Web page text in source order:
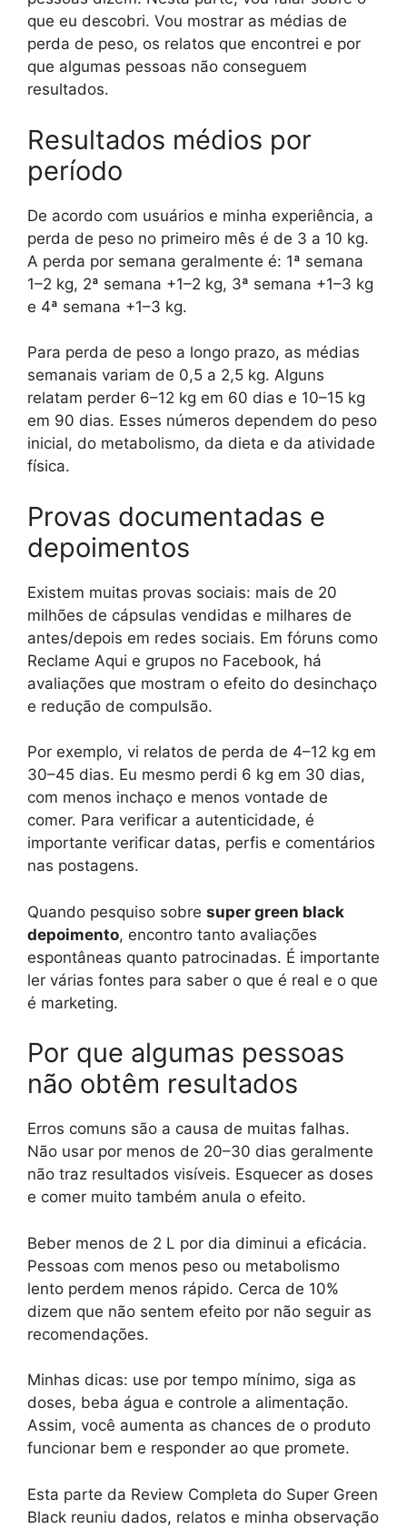
que eu descobri. Vou mostrar as médias de
perda de peso, os relatos que encontrei e por
que algumas pessoas não conseguem
resultados.
Resultados médios por
período
De acordo com usuários e minha experiência, a
perda de peso no primeiro mês é de 3 a 10 kg.
A perda por semana geralmente é: 1ª semana
1–2 kg, 2ª semana +1–2 kg, 3ª semana +1–3 kg
e 4ª semana +1–3 kg.
Para perda de peso a longo prazo, as médias
semanais variam de 0,5 a 2,5 kg. Alguns
relatam perder 6–12 kg em 60 dias e 10–15 kg
em 90 dias. Esses números dependem do peso
inicial, do metabolismo, da dieta e da atividade
física.
Provas documentadas e
depoimentos
Existem muitas provas sociais: mais de 20
milhões de cápsulas vendidas e milhares de
antes/depois em redes sociais. Em fóruns como
Reclame Aqui e grupos no Facebook, há
avaliações que mostram o efeito do desinchaço
e redução de compulsão.
Por exemplo, vi relatos de perda de 4–12 kg em
30–45 dias. Eu mesmo perdi 6 kg em 30 dias,
com menos inchaço e menos vontade de
comer. Para verificar a autenticidade, é
importante verificar datas, perfis e comentários
nas postagens.
Quando pesquiso sobre super green black
depoimento, encontro tanto avaliações
espontâneas quanto patrocinadas. É importante
ler várias fontes para saber o que é real e o que
é marketing.
Por que algumas pessoas
não obtêm resultados
Erros comuns são a causa de muitas falhas.
Não usar por menos de 20–30 dias geralmente
não traz resultados visíveis. Esquecer as doses
e comer muito também anula o efeito.
Beber menos de 2 L por dia diminui a eficácia.
Pessoas com menos peso ou metabolismo
lento perdem menos rápido. Cerca de 10%
dizem que não sentem efeito por não seguir as
recomendações.
Minhas dicas: use por tempo mínimo, siga as
doses, beba água e controle a alimentação.
Assim, você aumenta as chances de o produto
funcionar bem e responder ao que promete.
Esta parte da Review Completa do Super Green
Black reuniu dados, relatos e minha observação